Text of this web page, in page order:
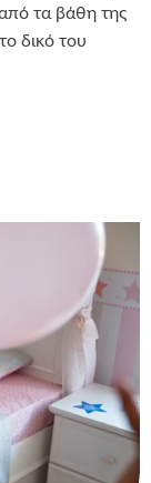
τα βάθη της
δικό του